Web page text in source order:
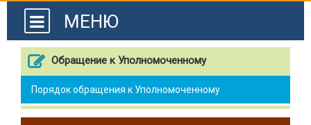
МЕНЮ
Обращение к Уполномоченному
Порядок обращения к Уполномоченному